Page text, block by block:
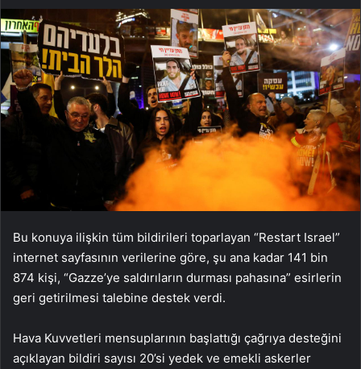
Bu konuya ilişkin tüm bildirileri toparlayan “Restart Israel”
internet sayfasının verilerine göre, şu ana kadar 141 bin
874 kişi, “Gazze’ye saldırıların durması pahasına” esirlerin
geri getirilmesi talebine destek verdi.
Hava Kuvvetleri mensuplarının başlattığı çağrıya desteğini
açıklayan bildiri sayısı 20’si yedek ve emekli askerler